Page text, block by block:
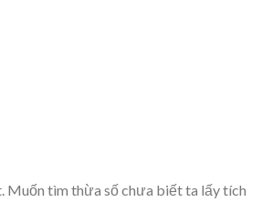
Muốn tìm thừa số chưa biết ta lấy tích